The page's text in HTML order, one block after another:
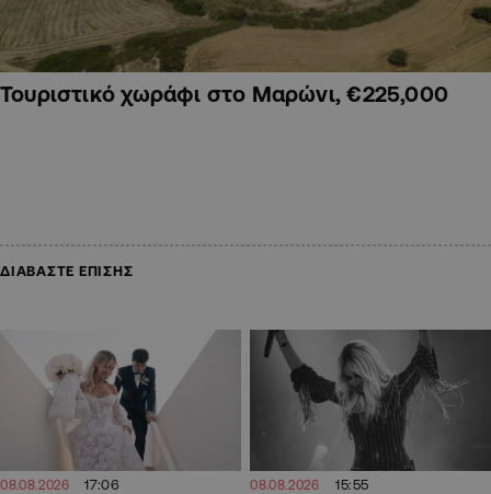
Τουριστικό χωράφι στο Μαρώνι, €225,000
ΔΙΑΒΑΣΤΕ ΕΠΙΣΗΣ
08.08.2026 17:06 08.08.2026 15:55